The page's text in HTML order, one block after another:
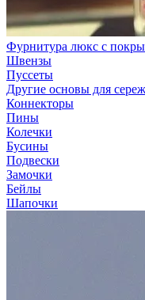
Фурнитура люкс с
Швензы
Пуссеты
Другие основы для
Коннекторы
Пины
Колечки
Бусины
Подвески
Замочки
Бейлы
Шапочки